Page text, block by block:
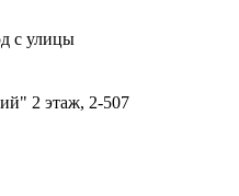
с улицы
2 этаж, 2-507